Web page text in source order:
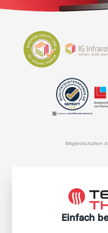
Mitgliedschaften
Einfach